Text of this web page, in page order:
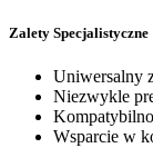
Zalety Specjalistyczne
Uniwersalny
Niezwykle
Wsparcie w